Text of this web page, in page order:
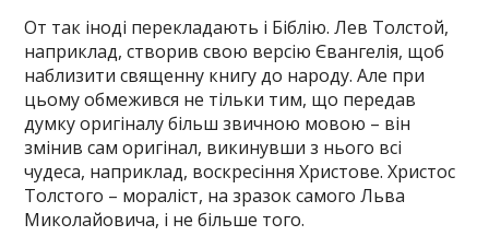
От так іноді перекладають і Біблію. Лев Толстой,
наприклад, створив свою версію Євангелія, щоб
наблизити священну книгу до народу. Але при
цьому обмежився не тільки тим, що передав
думку оригіналу більш звичною мовою – він
змінив сам оригінал, викинувши з нього всі
чудеса, наприклад, воскресіння Христове. Христос
Толстого – мораліст, на зразок самого Льва
Миколайовича, і не більше того.